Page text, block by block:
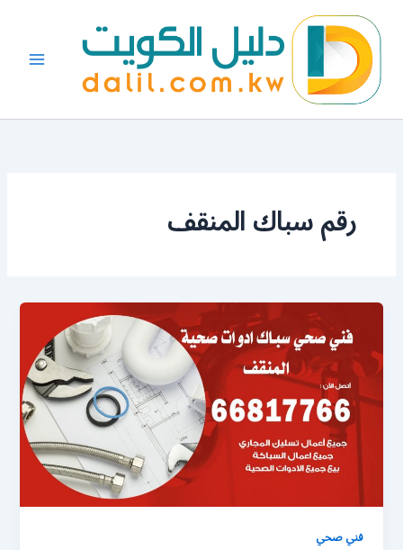
المحتوى
رقم سباك المنقف
فني صحي